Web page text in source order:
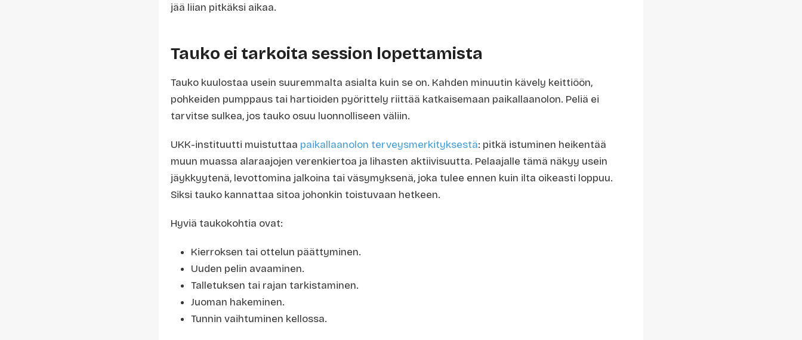
jää liian pitkäksi aikaa.
Tauko ei tarkoita session lopettamista
Tauko kuulostaa usein suuremmalta asialta kuin se on. Kahden minuutin kävely keittiöön,
pohkeiden pumppaus tai hartioiden pyörittely riittää katkaisemaan paikallaanolon. Peliä ei
tarvitse sulkea, jos tauko osuu luonnolliseen väliin.
UKK-instituutti muistuttaa paikallaanolon terveysmerkityksestä: pitkä istuminen heikentää
muun muassa alaraajojen verenkiertoa ja lihasten aktiivisuutta. Pelaajalle tämä näkyy usein
jäykkyytenä, levottomina jalkoina tai väsymyksenä, joka tulee ennen kuin ilta oikeasti loppuu.
Siksi tauko kannattaa sitoa johonkin toistuvaan hetkeen.
Hyviä taukokohtia ovat:
Kierroksen tai ottelun päättyminen.
Uuden pelin avaaminen.
Talletuksen tai rajan tarkistaminen.
Juoman hakeminen.
Tunnin vaihtuminen kellossa.